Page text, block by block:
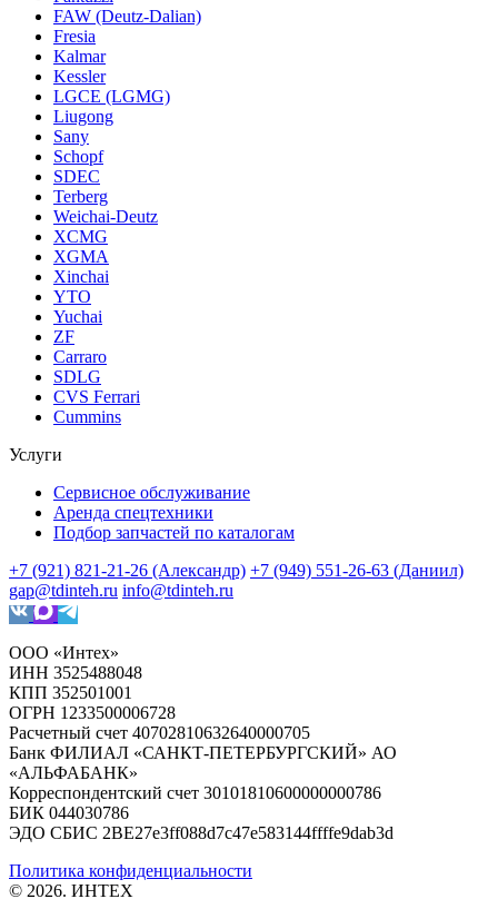
FAW (Deutz-Dalian)
Fresia
Kalmar
Kessler
LGCE (LGMG)
Liugong
Sany
Schopf
SDEC
Terberg
Weichai-Deutz
XCMG
XGMA
Xinchai
YTO
Yuchai
ZF
Carraro
SDLG
CVS Ferrari
Cummins
Услуги
Сервисное обслуживание
Аренда спецтехники
Подбор запчастей по каталогам
+7 (921) 821-21-26 (Александр) +7 (949) 551-26-63 (Даниил)
gap@tdinteh.ru info@tdinteh.ru
ООО «Интех»
ИНН 3525488048
КПП 352501001
ОГРН 1233500006728
Расчетный счет 40702810632640000705
Банк ФИЛИАЛ «САНКТ-ПЕТЕРБУРГСКИЙ» АО
«АЛЬФАБАНК»
Корреспондентский счет 30101810600000000786
БИК 044030786
ЭДО СБИС 2BE27e3ff088d7c47e583144ffffe9dab3d
Политика конфиденциальности
© 2026. ИНТЕХ